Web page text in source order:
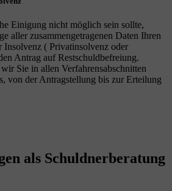
Einigung nicht möglich sein sollte,
aller zusammengetragenen Daten Ihren
( Privatinsolvenz oder
Antrag auf Restschuldbefreiung.
Sie in allen Verfahrensabschnitten
von der Antragstellung bis zur Erteilung
als Schuldnerberatung